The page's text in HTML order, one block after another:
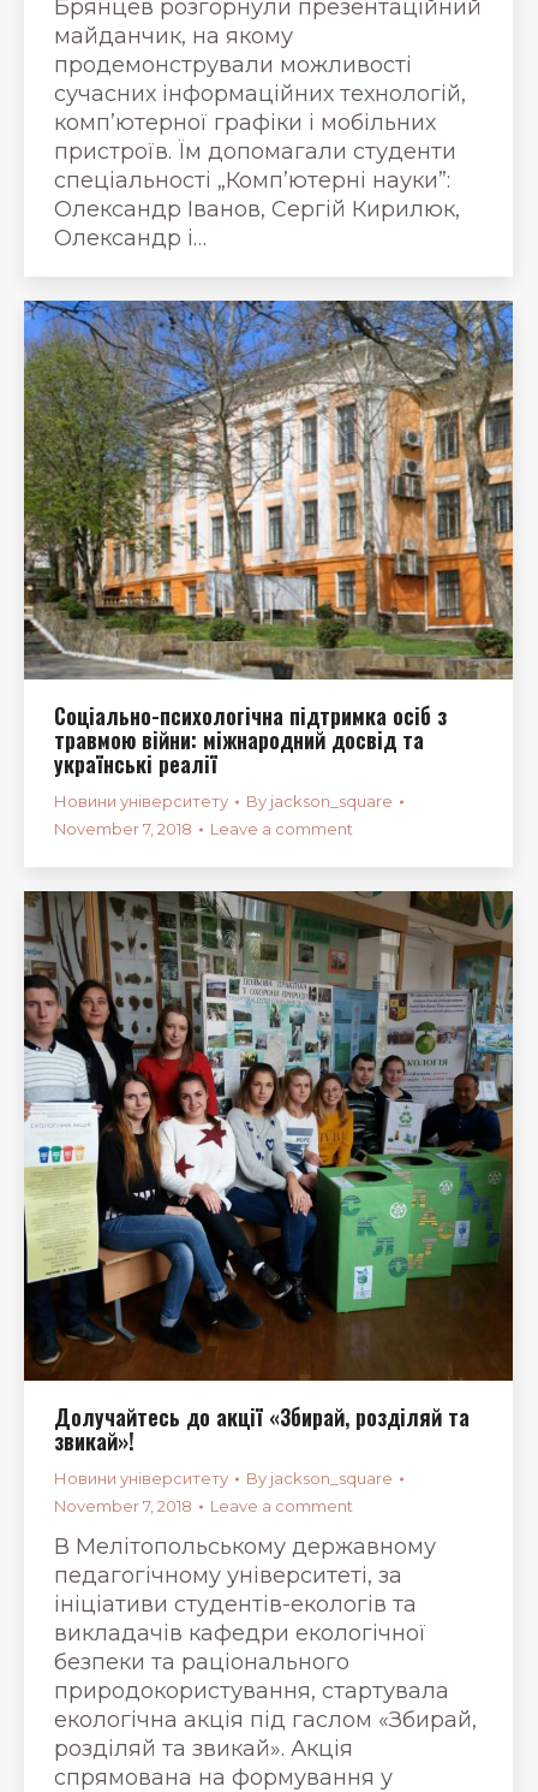
Брянцев розгорнули презентаційний
майданчик, на якому
продемонстрували можливості
сучасних інформаційних технологій,
комп’ютерної графіки і мобільних
пристроїв. Їм допомагали студенти
спеціальності „Комп’ютерні науки”:
Олександр Іванов, Сергій Кирилюк,
Олександр і…
Соціально-психологічна підтримка осіб з
травмою війни: міжнародний досвід та
українські реалії
Новини університету By jackson_square
November 7, 2018
Leave a comment
Долучайтесь до акції «Збирай, розділяй та
звикай»!
Новини університету By jackson_square
November 7, 2018
Leave a comment
В Мелітопольському державному
педагогічному університеті, за
ініціативи студентів-екологів та
викладачів кафедри екологічної
безпеки та раціонального
природокористування, стартувала
екологічна акція під гаслом «Збирай,
розділяй та звикай». Акція
спрямована на формування у